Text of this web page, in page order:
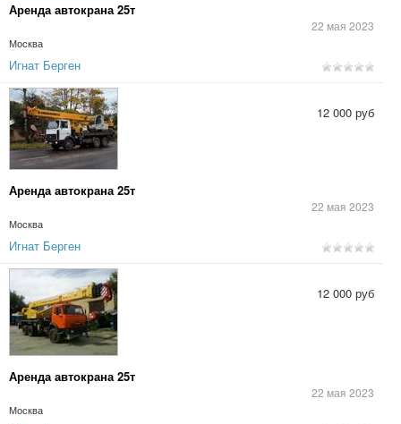
Аренда автокрана 25т
22 мая 2023
Москва
Игнат Берген
Аренда автокрана 25т
22 мая 2023
Москва
12 000 руб
Игнат Берген
Аренда автокрана 25т
22 мая 2023
Москва
12 000 руб